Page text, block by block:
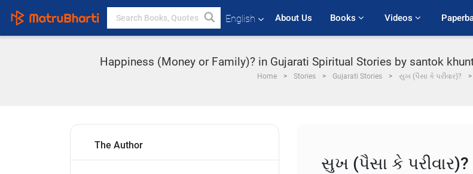
English About Us Books Videos
Happiness (Money or Family)? in Gujarati Spiritual Stories by santok
Home Stories Gujarati Stories સુખ (પૈસા કે પરીવાર)?
The Author
સુખ (પૈસા કે પરીવાર)?